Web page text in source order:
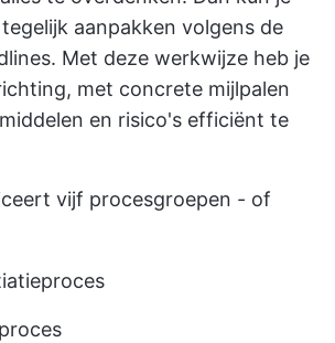
aanpakken volgens de
Met deze werkwijze heb je
met concrete mijlpalen
en risico's efficiënt te
vijf procesgroepen - of